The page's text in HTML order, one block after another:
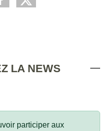
LA NEWS
participer aux